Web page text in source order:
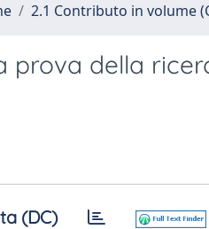
2.1 Contributo in volume
prova della
(DC)